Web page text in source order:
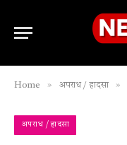
Home » अपराध / हादसा »
अपराध / हादसा